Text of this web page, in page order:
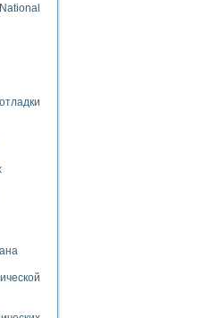
интерферометрии